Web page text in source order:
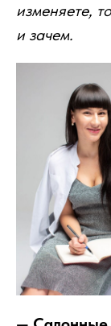
изменяете,
и зачем.